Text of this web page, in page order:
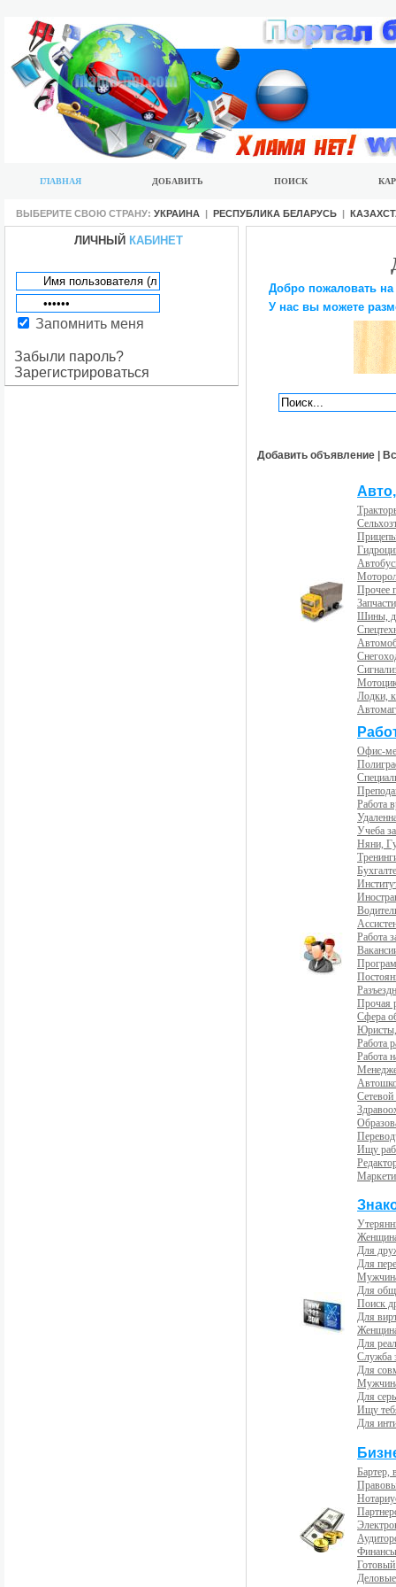
ГЛАВНАЯ ДОБАВИТЬ ПОИСК
ВЫБЕРИТЕ СВОЮ СТРАНУ: УКРАИНА | РЕСПУБЛИКА БЕЛАРУСЬ |
ЛИЧНЫЙ КАБИНЕТ
Запомнить меня
Забыли пароль?
Зарегистрироваться
Добро пожаловать
У нас вы можете
Добавить объявление |
Прочее
Шины,
Лодки,
Офис-
Работа
Учеба
Няни,
Работа
Прочая
Сфера
Юристы,
Работа
Работа
Сетевой
Ищу
Для
Для
Для
Поиск
Для
Для
Служба
Для
Для
Ищу
Для
Бартер,
Готовый